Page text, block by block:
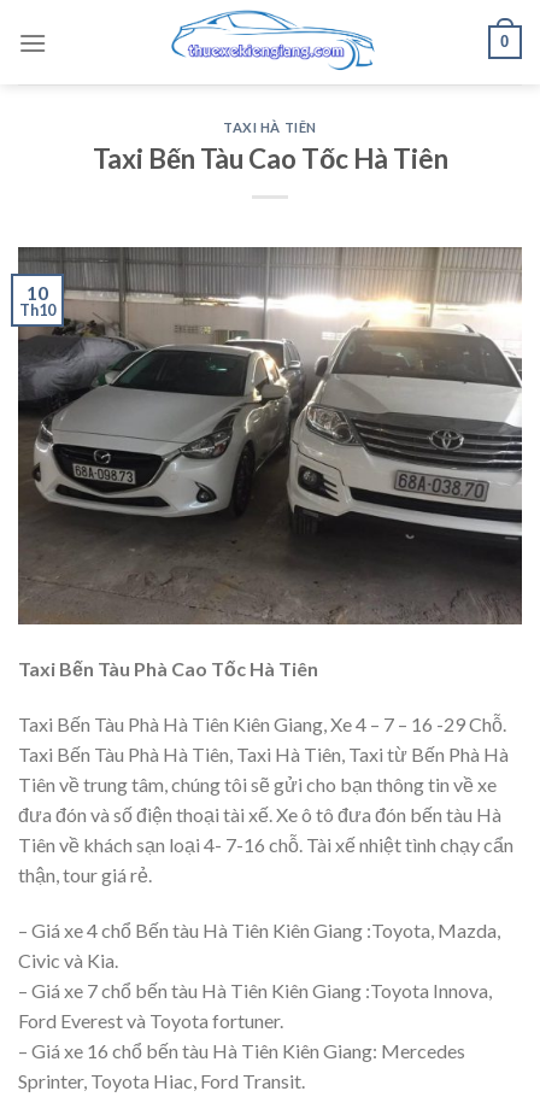
0
TAXI HÀ TIÊN
Taxi Bến Tàu Cao Tốc Hà Tiên
10
Th10
Taxi Bến Tàu Phà Cao Tốc Hà Tiên
Taxi Bến Tàu Phà Hà Tiên Kiên Giang, Xe 4 – 7 – 16 -29 Chỗ.
Taxi Bến Tàu Phà Hà Tiên, Taxi Hà Tiên, Taxi từ Bến Phà Hà
Tiên về trung tâm, chúng tôi sẽ gửi cho bạn thông tin về xe
đưa đón và số điện thoại tài xế. Xe ô tô đưa đón bến tàu Hà
Tiên về khách sạn loại 4- 7-16 chỗ. Tài xế nhiệt tình chạy cẩn
thận, tour giá rẻ.
– Giá xe 4 chổ Bến tàu Hà Tiên Kiên Giang :Toyota, Mazda,
Civic và Kia.
– Giá xe 7 chổ bến tàu Hà Tiên Kiên Giang :Toyota Innova,
Ford Everest và Toyota fortuner.
– Giá xe 16 chổ bến tàu Hà Tiên Kiên Giang: Mercedes
Sprinter, Toyota Hiac, Ford Transit.